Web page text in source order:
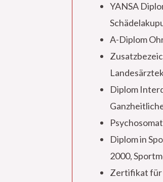
YANSA
A-Diplom
Diplom
Diplom in
2000,
Zertifikat für